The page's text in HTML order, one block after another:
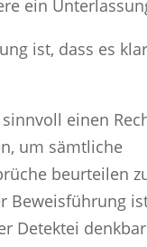
ein
ist, dass es
einen
um sämtliche
beurteilen
Beweisführung
Detektei